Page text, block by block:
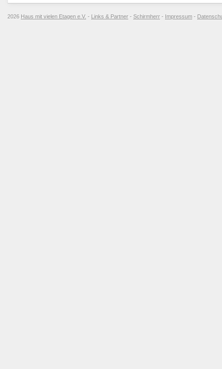
2026 Haus mit vielen Etagen e.V. - Links & Partner - Schirmherr - Impressum -